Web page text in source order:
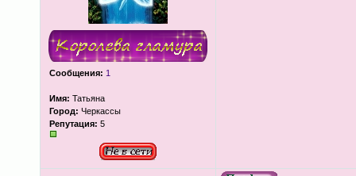
Сообщения: 1
Имя: Татьяна
Город: Черкассы
Репутация: 5